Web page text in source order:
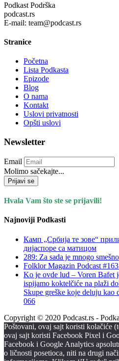
Podkast Podrška
podcast.rs
E-mail: team@podcast.rs
Stranice
Početna
Lista Podkasta
Epizode
Blog
O nama
Kontakt
Uslovi privatnosti
Opšti uslovi
Newsletter
Email
Molimo sačekajte...
Prijavi se
Hvala Vam što ste se prijavili!
Najnoviji Podkasti
Камп „Србија те зове“
дијаспоре са матицом
289: Za sada je mnogo smešno
Folklor Magazin Podcast
Ko je ovde lud – Voren Bafet
ispijamo koktelčiće na plaži
Skupe greške koje deluju kao
066
Copyright © 2020 Podcast.rs -
Poštovani, ovaj sajt koristi kolačiće
ovaj sajt koristi Facebook Pixel i
Facebook i Google Analytics
o ličnosti posetioca, niti na drugi